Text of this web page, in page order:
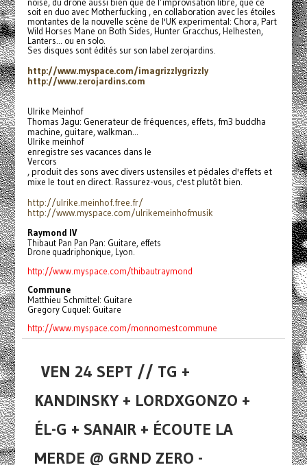
noise, du drone aussi bien que de l’improvisation libre, que ce
soit en duo avec Motherfucking , en collaboration avec les étoiles
montantes de la nouvelle scène de l'UK experimental: Chora, Part
Wild Horses Mane on Both Sides, Hunter Gracchus, Helhesten,
Lanters... ou en solo.
Ses disques sont édités sur son label zerojardins.
http://www.myspace.com/imagrizzlygrizzly
http://www.zerojardins.com
Ulrike Meinhof
Thomas Jagu: Generateur de fréquences, effets, fm3 buddha
machine, guitare, walkman...
Ulrike meinhof
enregistre ses vacances dans le
Vercors
, produit des sons avec divers ustensiles et pédales d'effets et
mixe le tout en direct. Rassurez-vous, c'est plutôt bien.
http://ulrike.meinhof.free.fr/
http://www.myspace.com/ulrikemeinhofmusik
Raymond IV
Thibaut Pan Pan Pan: Guitare, effets
Drone quadriphonique, Lyon.
http://www.myspace.com/thibautraymond
Commune
Matthieu Schmittel: Guitare
Gregory Cuquel: Guitare
http://www.myspace.com/monnomestcommune
VEN 24 SEPT // TG +
KANDINSKY + LORDXGONZO +
ÉL-G + SANAIR + ÉCOUTE LA
MERDE @ GRND ZERO -